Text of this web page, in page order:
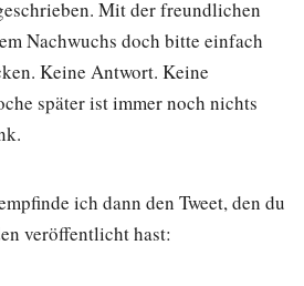
Mit der freundlichen
Nachwuchs doch bitte einfach
Keine Antwort. Keine
später ist immer noch nichts
ich dann den Tweet, den du
veröffentlicht hast: